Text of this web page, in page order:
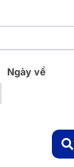
Ngày về